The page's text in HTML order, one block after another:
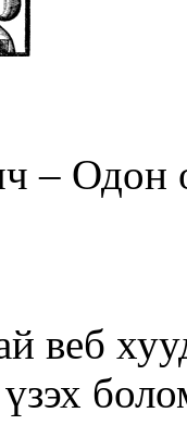
– Одон
веб